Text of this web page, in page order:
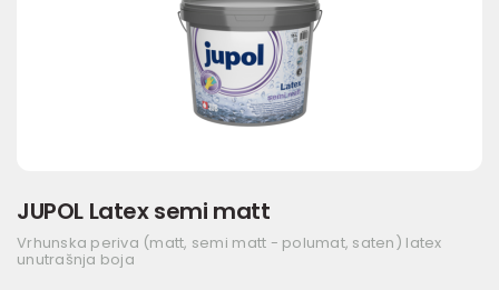
JUPOL Latex semi matt
Vrhunska periva (matt, semi matt - polumat, saten) latex
unutrašnja boja